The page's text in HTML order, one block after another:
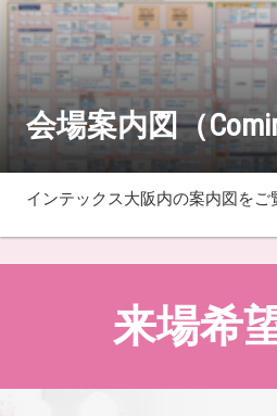
会場案内図（
インテックス大阪内の案内図をご
来場希